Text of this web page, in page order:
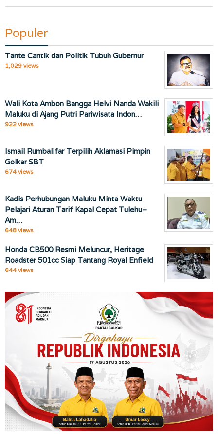
Populer
Tante Cantik dan Politik Tubuh Gubernur
1,029 views
Wali Kota Ambon Bangga Helvi Nanda Wakili
Maluku di Ajang Putri Pariwisata Indon…
922 views
Ismail Rumbalifar Terpilih Aklamasi Pimpin
Golkar SBT
674 views
Kadis Perhubungan Maluku Minta Waktu
Pelajari Aturan Tarif Kapal Cepat Tulehu–
Am…
648 views
Honda CB500 Resmi Meluncur, Heritage
Roadster 501cc Siap Tantang Royal Enfield
644 views